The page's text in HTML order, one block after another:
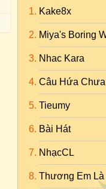
Kake8x
Miya's Boring
Nhac Kara
Câu Hứa Chưa
Tieumy
Bài Hát
NhạcCL
Thương Em